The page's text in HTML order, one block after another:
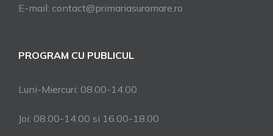
E-mail: contact@primariasuramare.ro
PROGRAM CU PUBLICUL
Luni-Miercuri: 08.00-14.00
Joi: 08.00-14.00 si 16.00-18.00